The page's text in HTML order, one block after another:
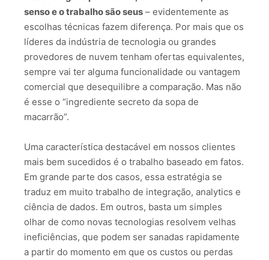
senso e o trabalho são seus – evidentemente as
escolhas técnicas fazem diferença. Por mais que os
líderes da indústria de tecnologia ou grandes
provedores de nuvem tenham ofertas equivalentes,
sempre vai ter alguma funcionalidade ou vantagem
comercial que desequilibre a comparação. Mas não
é esse o “ingrediente secreto da sopa de
macarrão”.
Uma característica destacável em nossos clientes
mais bem sucedidos é o trabalho baseado em fatos.
Em grande parte dos casos, essa estratégia se
traduz em muito trabalho de integração, analytics e
ciência de dados. Em outros, basta um simples
olhar de como novas tecnologias resolvem velhas
ineficiências, que podem ser sanadas rapidamente
a partir do momento em que os custos ou perdas